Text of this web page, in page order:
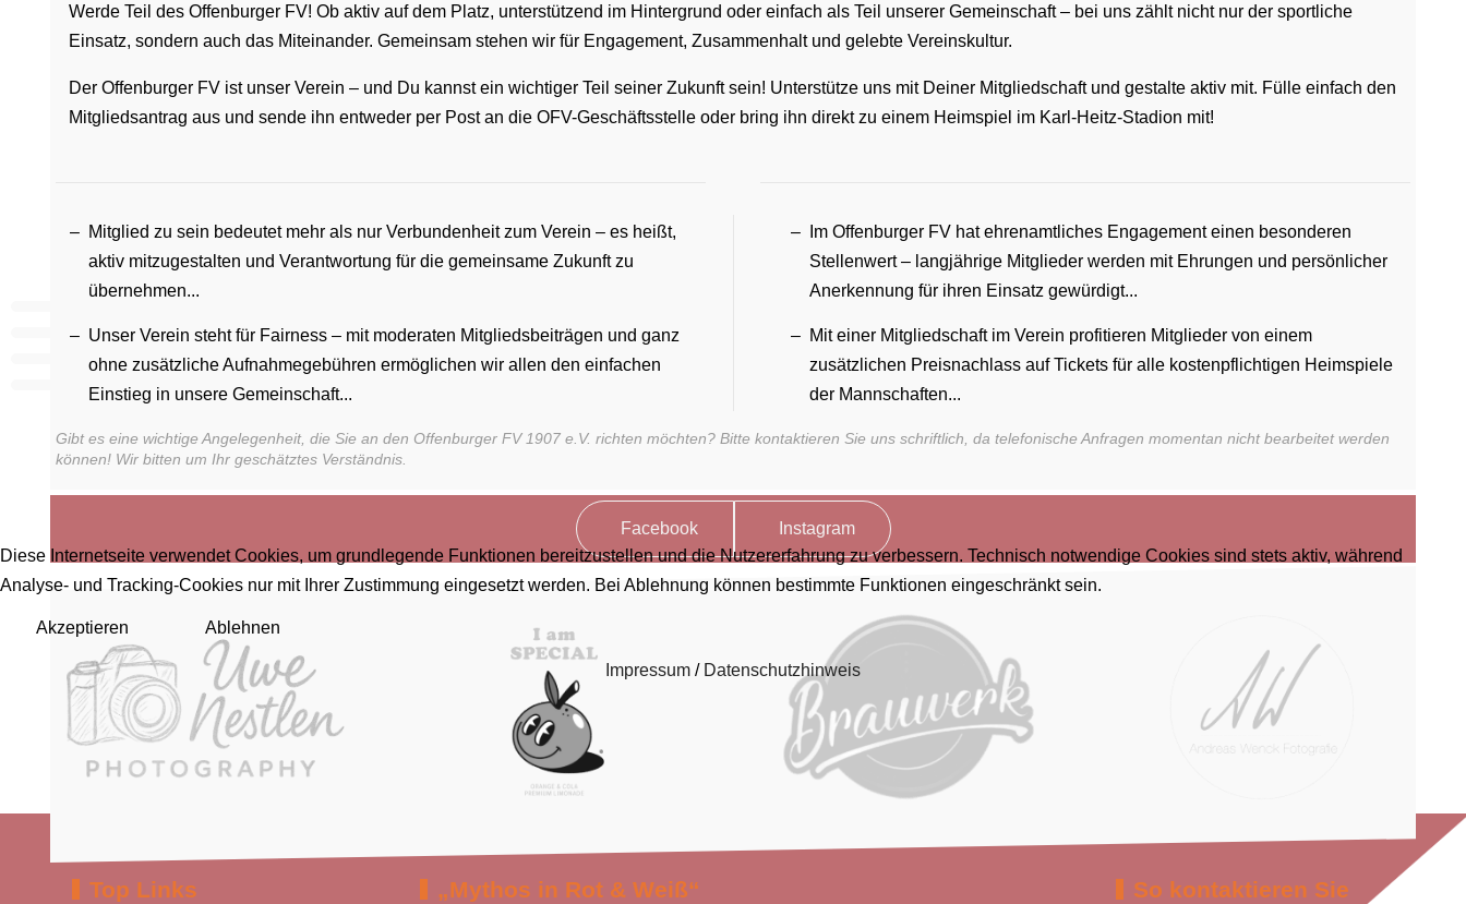
Werde Teil des Offenburger FV! Ob aktiv auf dem Platz, unterstützend im Hintergrund oder einfach als Teil unserer Gemeinschaft – bei uns zählt nicht nur der sportliche
Einsatz, sondern auch das Miteinander. Gemeinsam stehen wir für Engagement, Zusammenhalt und gelebte Vereinskultur.
Der Offenburger FV ist unser Verein – und Du kannst ein wichtiger Teil seiner Zukunft sein! Unterstütze uns mit Deiner Mitgliedschaft und gestalte aktiv mit. Fülle einfach den
Mitgliedsantrag aus und sende ihn entweder per Post an die OFV-Geschäftsstelle oder bring ihn direkt zu einem Heimspiel im Karl-Heitz-Stadion mit!
Mitglied zu sein bedeutet mehr als nur Verbundenheit zum Verein – es heißt,
aktiv mitzugestalten und Verantwortung für die gemeinsame Zukunft zu
übernehmen...
Unser Verein steht für Fairness – mit moderaten Mitgliedsbeiträgen und ganz
ohne zusätzliche Aufnahmegebühren ermöglichen wir allen den einfachen
Einstieg in unsere Gemeinschaft...
Im Offenburger FV hat ehrenamtliches Engagement einen besonderen
Stellenwert – langjährige Mitglieder werden mit Ehrungen und persönlicher
Anerkennung für ihren Einsatz gewürdigt...
Mit einer Mitgliedschaft im Verein profitieren Mitglieder von einem
zusätzlichen Preisnachlass auf Tickets für alle kostenpflichtigen Heimspiele
der Mannschaften...
Gibt es eine wichtige Angelegenheit, die Sie an den Offenburger FV 1907 e.V. richten möchten? Bitte kontaktieren Sie uns schriftlich, da telefonische Anfragen momentan nicht bearbeitet werden
können! Wir bitten um Ihr geschätztes Verständnis.
Facebook Instagram
Top Links „Mythos in Rot & Weiß“
So kontaktieren Sie
Diese Internetseite verwendet Cookies, um grundlegende Funktionen bereitzustellen und die Nutzererfahrung zu verbessern. Technisch notwendige Cookies sind stets aktiv, während
Analyse- und Tracking-Cookies nur mit Ihrer Zustimmung eingesetzt werden. Bei Ablehnung können bestimmte Funktionen eingeschränkt sein.
Akzeptieren Ablehnen
Impressum / Datenschutzhinweis